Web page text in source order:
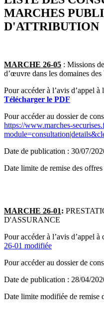
MARCHES
D'ATTRIBUTION
MARCHE 26-05 : Missions
d’œuvre dans les domaines
Pour accéder à l’avis d’appel
Télécharger le PDF
Pour accéder au dossier de
https://www.marches-
Date de publication : 30/07/
Date limite de remise des
MARCHE 26-01:
D'ASSURANCE
Pour accéder à l’avis d’appel
26-01 modifiée
Pour accéder au dossier de
Date de publication : 28/04/
Date limite modifiée de remise